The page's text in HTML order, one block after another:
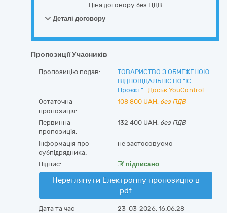
Ціна договору без ПДВ
Деталі договору
Пропозиції Учасників
Пропозицію подав:
ТОВАРИСТВО З ОБМЕЖЕНОЮ
ВІДПОВІДАЛЬНІСТЮ "ІС
Проєкт"
Досьє YouControl
Остаточна
пропозиція:
108 800 UAH, без ПДВ
Первинна
пропозиція:
132 400 UAH, без ПДВ
Інформація про
субпідрядника:
не застосовуємо
Підпис: підписано
Переглянути Електронну пропозицію в
pdf
Дата та час
23-03-2026, 16:06:28